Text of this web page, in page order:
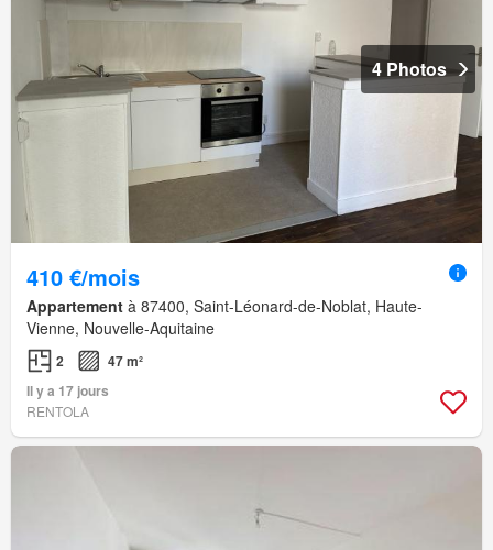
4 Photos
410 €/mois
Appartement à 87400, Saint-Léonard-de-Noblat, Haute-
Vienne, Nouvelle-Aquitaine
2
47 m²
Il y a 17 jours
RENTOLA